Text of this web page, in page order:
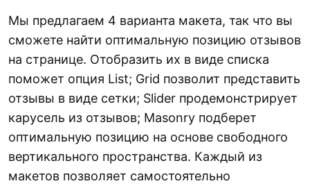
Мы предлагаем 4 варианта макета, так что вы
сможете найти оптимальную позицию отзывов
на странице. Отобразить их в виде списка
поможет опция List; Grid позволит представить
отзывы в виде сетки; Slider продемонстрирует
карусель из отзывов; Masonry подберет
оптимальную позицию на основе свободного
вертикального пространства. Каждый из
макетов позволяет самостоятельно